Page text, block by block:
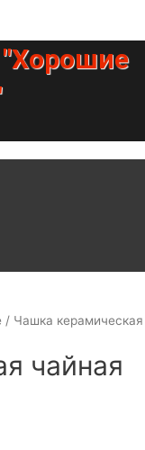
"Хорошие
/ Чашка керамическая
чайная